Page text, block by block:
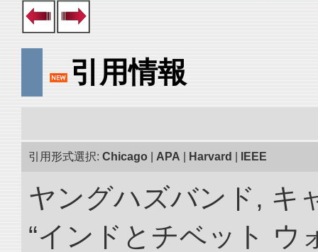
引用情報
引用形式選択: Chicago APA Harvard IEEE
ヤングハズバンド, キ
“インドとチベット ウ